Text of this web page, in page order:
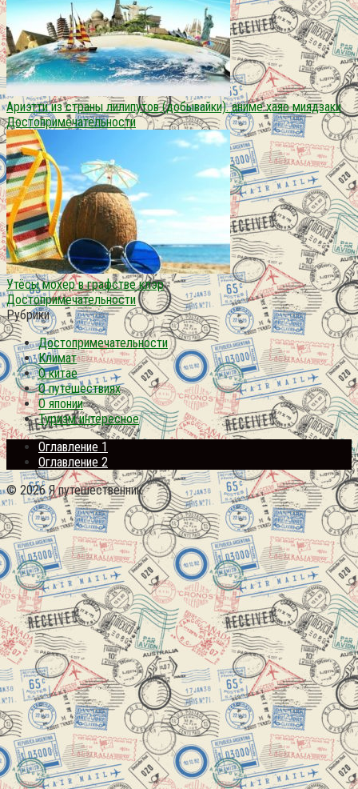
Ариэтти из страны лилипутов (добывайки). аниме хаяо миядзаки
Достопримечательности
Утёсы мохер в графстве клэр
Достопримечательности
Рубрики
Достопримечательности
Климат
О китае
О путешествиях
О японии
Туризм интересное
Оглавление 1
Оглавление 2
© 2026 Я путешественник